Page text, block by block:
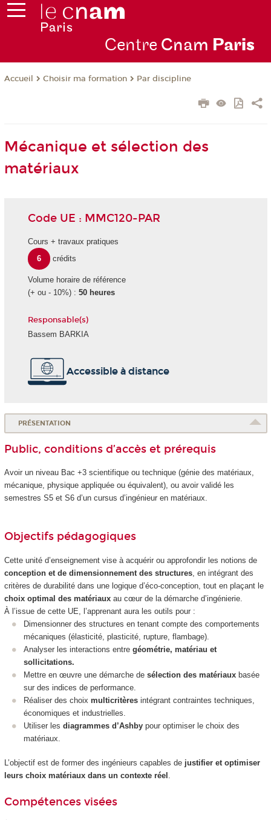
Centre Cnam Paris
Accueil Choisir ma formation Par discipline
Mécanique et sélection des
matériaux
Code UE : MMC120-PAR
Cours + travaux pratiques
6
crédits
Volume horaire de référence
(+ ou - 10%) : 50 heures
Responsable(s)
Bassem BARKIA
Accessible à distance
PRÉSENTATION
Public, conditions d’accès et prérequis
Avoir un niveau Bac +3 scientifique ou technique (génie des matériaux,
mécanique, physique appliquée ou équivalent), ou avoir validé les
semestres S5 et S6 d’un cursus d’ingénieur en matériaux.
Objectifs pédagogiques
Cette unité d’enseignement vise à acquérir ou approfondir les notions de
conception et de dimensionnement des structures, en intégrant des
critères de durabilité dans une logique d’éco-conception, tout en plaçant le
choix optimal des matériauxau cœur de la démarche d’ingénierie.
À l’issue de cette UE, l’apprenant aura les outils pour :
Dimensionner des structures en tenant compte des comportements
mécaniques (élasticité, plasticité, rupture, flambage).
Analyser les interactions entre géométrie, matériau et
sollicitations.
Mettre en œuvre une démarche de sélection des matériaux basée
sur des indices de performance.
Réaliser des choix multicritères intégrant contraintes techniques,
économiques et industrielles.
Utiliser les diagrammes d’Ashby pour optimiser le choix des
matériaux.
L’objectif est de former des ingénieurs capables de justifier et optimiser
leurs choix matériaux dans un contexte réel .
Compétences visées